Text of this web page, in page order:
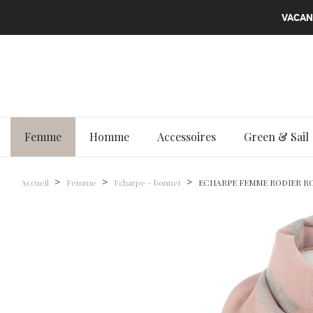
Femme Homme Accessoires Green & Sail
Accueil Femme Echarpe - bonnet ECHARPE FEMME RODIER